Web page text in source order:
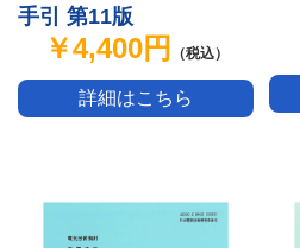
手引 第11版
￥4,400円 （税込）
詳細はこちら